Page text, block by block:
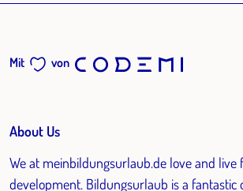
Mit von
About Us
We at meinbildungsurlaub.de love and live
development. Bildungsurlaub is a fantastic